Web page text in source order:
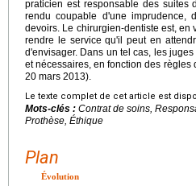
praticien est responsable des suites
rendu coupable d'une imprudence,
devoirs. Le chirurgien-dentiste est,
rendre le service qu'il peut en
d'envisager. Dans un tel cas, les
et nécessaires, en fonction des
20 mars 2013).
Le texte complet de cet article est
Mots-clés : Contrat de soins,
Prothèse, Éthique
Plan
Évolution